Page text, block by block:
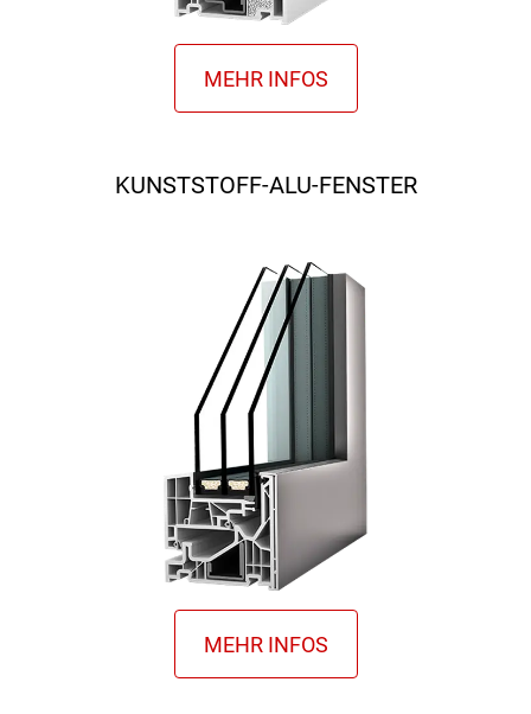
KUNSTSTOFF-ALU-FENSTER